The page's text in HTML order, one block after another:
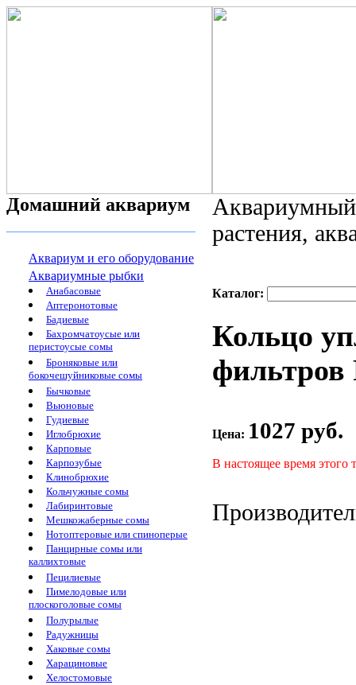
Домашний аквариум
Аквариум и его оборудование
Аквариумные рыбки
Анабасовые
Аптеронотовые
Бадиевые
Бахромчатоусые или
перистоусые сомы
Броняковые или
бокочешуйниковые сомы
Бычковые
Вьюновые
Гудиевые
Иглобрюхие
Карповые
Карпозубые
Клинобрюхие
Кольчужные сомы
Лабиринтовые
Мешкожаберные сомы
Нотоптеровые или спиноперые
Панцирные сомы или
каллихтовые
Пецилиевые
Пимелодовые или
плоскоголовые сомы
Полурылые
Радужницы
Хаковые сомы
Харациновые
Хелостомовые
растения,
Каталог:
Кольцо
фильтров
Цена: 1027 руб.
В настоящее время этого